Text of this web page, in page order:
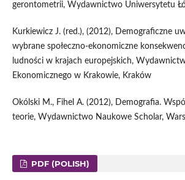
gerontometrii, Wydawnictwo Uniwersytetu
Kurkiewicz J. (red.), (2012), Demograficzne
wybrane społeczno-ekonomiczne
ludności w krajach europejskich,
Ekonomicznego w Krakowie, Kraków
Okólski M., Fihel A. (2012), Demografia.
teorie, Wydawnictwo Naukowe Scholar,
PDF (POLISH)